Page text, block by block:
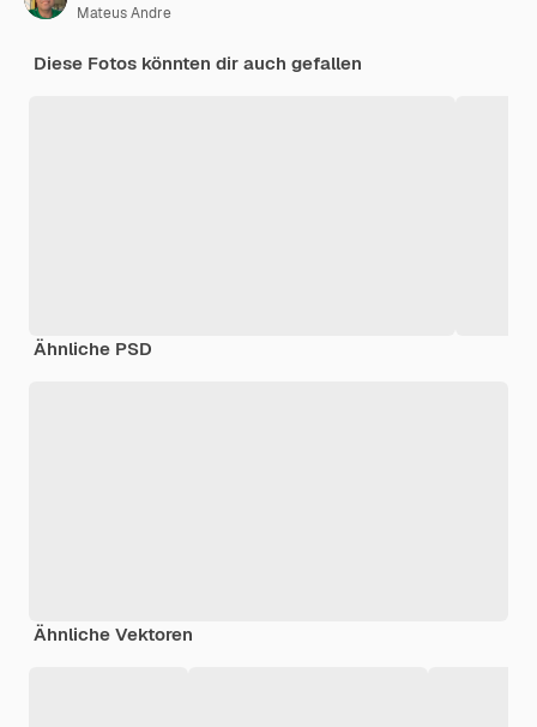
Mateus Andre
Diese Fotos könnten dir auch gefallen
Ähnliche PSD
Ähnliche Vektoren